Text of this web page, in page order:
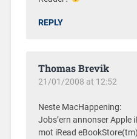
REPLY
Thomas Brevik
21/01/2008 at 12:52
Neste MacHappening:
Jobs’ern annonser Apple
mot iRead